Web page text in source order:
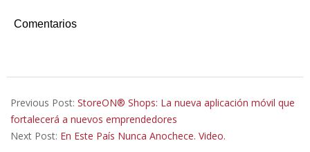
Comentarios
07-
05
Previous Post: StoreON® Shops: La nueva aplicación móvil que
fortalecerá a nuevos emprendedores
Next Post: En Este País Nunca Anochece. Video.